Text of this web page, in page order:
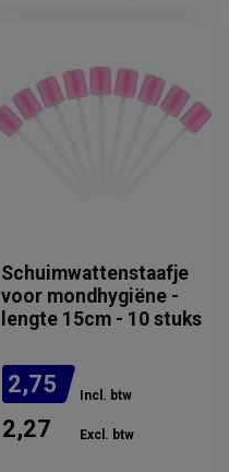
Schuimwattenstaafje
voor mondhygiëne -
lengte 15cm - 10 stuks
2,75 Incl. btw
2,27 Excl. btw